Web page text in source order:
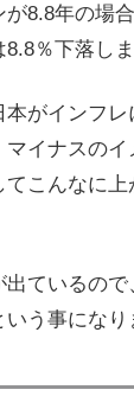
が8.8年の場
％下落しま
本がインフ
マイナスの
こんなに上
ているので
う事になり